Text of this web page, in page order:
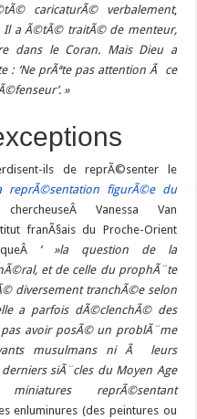
caricaturÃ© verbalement,
Il a Ã©tÃ© traitÃ© de menteur,
dans le Coran. Mais Dieu a
‘Ne prÃªte pas attention Ã ce
»
ils de reprÃ©senter le
reprÃ©sentation figurÃ©e du
Vanessa Van
franÃ§ais du Proche-Orient
‘ »la question de la
et de celle du prophÃ¨te
diversement tranchÃ©e selon
a parfois dÃ©clenchÃ© des
avoir posÃ© un problÃ¨me
musulmans ni Ã leurs
siÃ¨cles du Moyen Age
reprÃ©sentant
enluminures (des peintures ou